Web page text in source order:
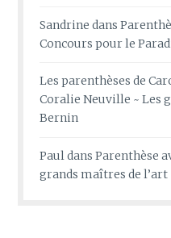
Sandrine dans
Concours pour le
Les parenthèses de
Coralie Neuville ~ Les
Bernin
PauldansParenthèse
grands maîtres de